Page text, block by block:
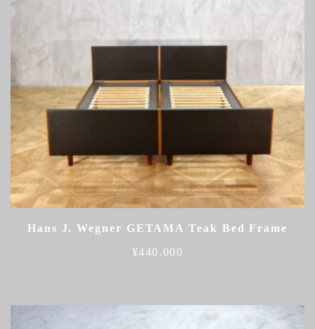
Hans J. Wegner GETAMA Teak Bed Frame
¥440,000